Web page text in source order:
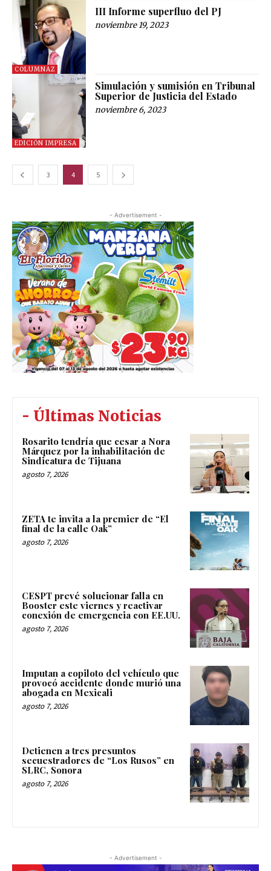
COLUMNAZ
III Informe superfluo del PJ
noviembre 19, 2023
EDICIÓN IMPRESA
Simulación y sumisión en Tribunal
Superior de Justicia del Estado
noviembre 6, 2023
3 4 5
- Advertisement -
- Últimas Noticias
Rosarito tendría que cesar a Nora
Márquez por la inhabilitación de
Sindicatura de Tijuana
agosto 7, 2026
ZETA te invita a la premier de “El
final de la calle Oak”
agosto 7, 2026
CESPT prevé solucionar falla en
Booster este viernes y reactivar
conexión de emergencia con EE.UU.
agosto 7, 2026
Imputan a copiloto del vehículo que
provocó accidente donde murió una
abogada en Mexicali
agosto 7, 2026
Detienen a tres presuntos
secuestradores de “Los Rusos” en
SLRC, Sonora
agosto 7, 2026
- Advertisement -